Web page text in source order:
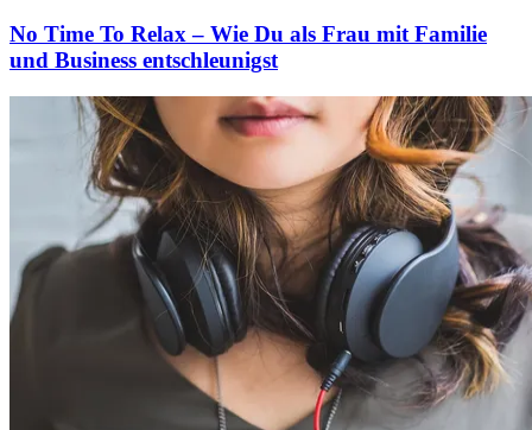
No Time To Relax – Wie Du als Frau mit Familie
und Business entschleunigst